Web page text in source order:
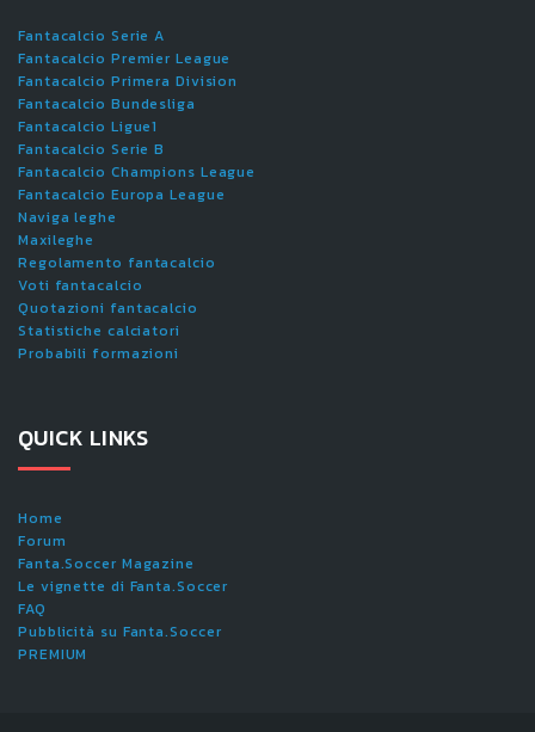
Fantacalcio Serie A
Fantacalcio Premier League
Fantacalcio Primera Division
Fantacalcio Bundesliga
Fantacalcio Ligue1
Fantacalcio Serie B
Fantacalcio Champions League
Fantacalcio Europa League
Naviga leghe
Maxileghe
Regolamento fantacalcio
Voti fantacalcio
Quotazioni fantacalcio
Statistiche calciatori
Probabili formazioni
QUICK LINKS
Home
Forum
Fanta.Soccer Magazine
Le vignette di Fanta.Soccer
FAQ
Pubblicità su Fanta.Soccer
PREMIUM